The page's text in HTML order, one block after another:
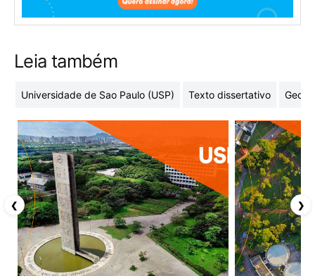
Leia também
Universidade de Sao Paulo (USP) Texto dissertativo
❮ ❯